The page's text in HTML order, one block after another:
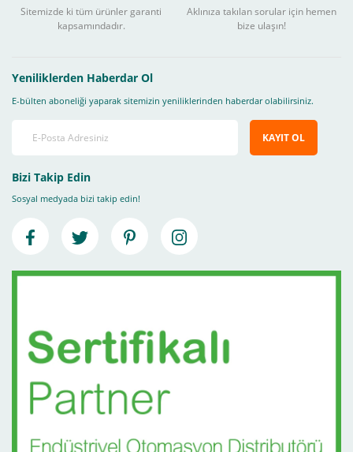
Sitemizde ki tüm ürünler garanti
kapsamındadır.
Aklınıza takılan sorular için hemen
bize ulaşın!
Yeniliklerden Haberdar Ol
E-bülten aboneliği yaparak sitemizin yeniliklerinden haberdar olabilirsiniz.
KAYIT OL
Bizi Takip Edin
Sosyal medyada bizi takip edin!